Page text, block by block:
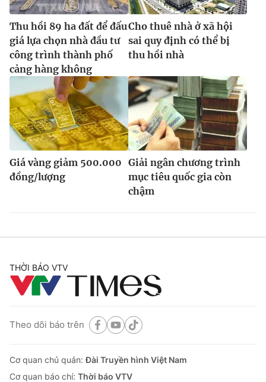
Thu hồi 89 ha đất để đấu
giá lựa chọn nhà đầu tư
công trình thành phố
cảng hàng không
Cho thuê nhà ở xã hội
sai quy định có thể bị
thu hồi nhà
Giá vàng giảm 500.000
đồng/lượng
Giải ngân chương trình
mục tiêu quốc gia còn
chậm
THỜI BÁO VTV
Theo dõi báo trên
Cơ quan chủ quản:Đài Truyền hình Việt Nam
Cơ quan báo chí: Thời báo VTV